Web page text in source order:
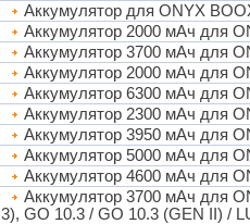
Аккумулятор для ONYX
Аккумулятор 2000 мАч для
Аккумулятор 3700 мАч для
Аккумулятор 2000 мАч для
Аккумулятор 6300 мАч для
Аккумулятор 2300 мАч для
Аккумулятор 3950 мАч для
Аккумулятор 5000 мАч для
Аккумулятор 4600 мАч для
Аккумулятор 3700 мАч
3), GO 10.3 / GO 10.3 (GEN II) /